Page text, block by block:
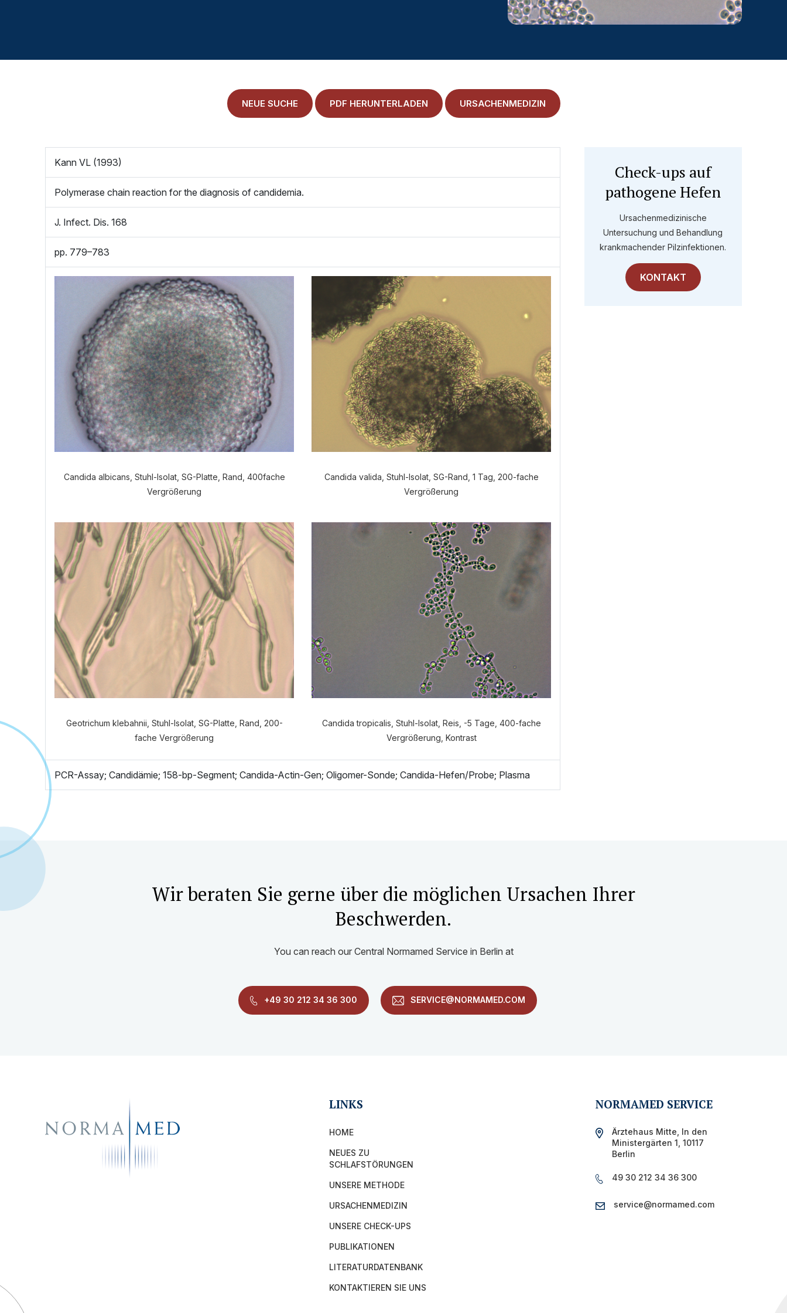
NEUE SUCHE PDF HERUNTERLADEN URSACHENMEDIZIN
Kann VL (1993)
Polymerase chain reaction for the diagnosis of candidemia.
J. Infect. Dis. 168
pp. 779–783
Candida albicans, Stuhl-Isolat, SG-Platte, Rand, 400fache
Vergrößerung
Candida valida, Stuhl-Isolat, SG-Rand, 1 Tag, 200-fache
Vergrößerung
Geotrichum klebahnii, Stuhl-Isolat, SG-Platte, Rand, 200-
fache Vergrößerung
Candida tropicalis, Stuhl-Isolat, Reis, -5 Tage, 400-fache
Vergrößerung, Kontrast
PCR-Assay; Candidämie; 158-bp-Segment; Candida-Actin-Gen; Oligomer-Sonde; Candida-Hefen/Probe; Plasma
Check-ups auf
pathogene Hefen
Ursachenmedizinische
Untersuchung und Behandlung
krankmachender Pilzinfektionen.
KONTAKT
Welche Anamnese möchten Sie durchführen?
NORMALE ANAMNESE
Wir beraten Sie gerne über die möglichen Ursachen Ihrer
Beschwerden.
You can reach our Central Normamed Service in Berlin at
+49 30 212 34 36 300 SERVICE@NORMAMED.COM
LINKS
HOME
NEUES ZU
SCHLAFSTÖRUNGEN
UNSERE METHODE
URSACHENMEDIZIN
UNSERE CHECK-UPS
PUBLIKATIONEN
LITERATURDATENBANK
KONTAKTIEREN SIE UNS
NORMAMED SERVICE
Ärztehaus Mitte, In den
Ministergärten 1, 10117
Berlin
49 30 212 34 36 300
service@normamed.com